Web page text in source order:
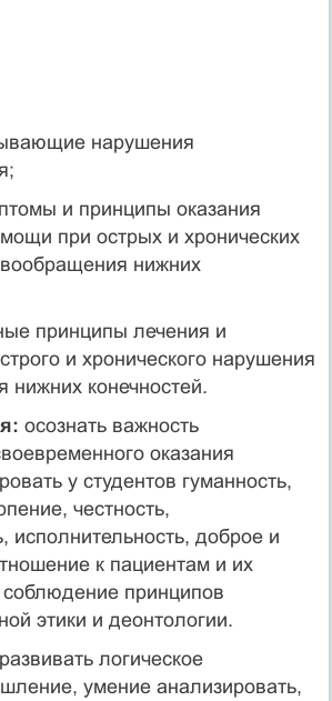
нарушения
и принципы оказания
при острых и хронических
нижних
принципы лечения и
и хронического нарушения
нижних конечностей.
осознать важность
оказания
у студентов гуманность,
честность,
исполнительность, доброе и
к пациентам и их
принципов
этики и деонтологии.
логическое
умение анализировать,